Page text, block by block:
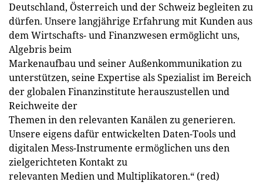
Deutschland, Österreich und der Schweiz begleiten zu
dürfen. Unsere langjährige Erfahrung mit Kunden aus
dem Wirtschafts- und Finanzwesen ermöglicht uns,
Algebris beim
Markenaufbau und seiner Außenkommunikation zu
unterstützen, seine Expertise als Spezialist im Bereich
der globalen Finanzinstitute herauszustellen und
Reichweite der
Themen in den relevanten Kanälen zu generieren.
Unsere eigens dafür entwickelten Daten-Tools und
digitalen Mess-Instrumente ermöglichen uns den
zielgerichteten Kontakt zu
relevanten Medien und Multiplikatoren.“ (red)